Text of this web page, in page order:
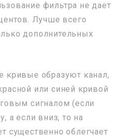
фильтра не дает
Лучше всего
дополнительных
кривые образуют канал,
или синей кривой
сигналом (если
а если вниз, то на
существенно облегчает